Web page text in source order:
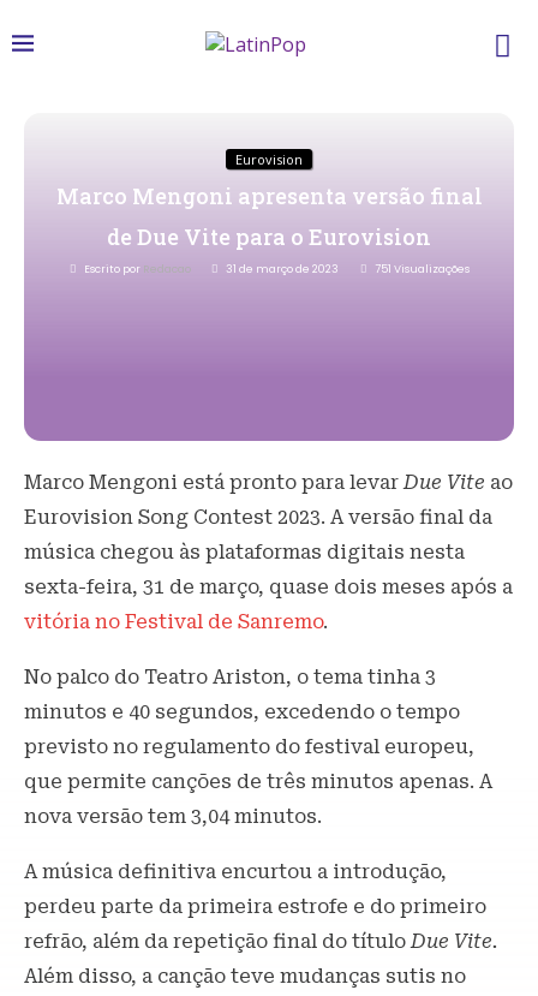
Eurovision
Marco Mengoni apresenta versão final
de Due Vite para o Eurovision
Escrito por Redacao 31 de março de 2023 751 Visualizações
Marco Mengoni está pronto para levarDue Vite ao
Eurovision Song Contest 2023. A versão final da
música chegou às plataformas digitais nesta
sexta-feira, 31 de março, quase dois meses após a
vitória no Festival de Sanremo.
No palco do Teatro Ariston, o tema tinha 3
minutos e 40 segundos, excedendo o tempo
previsto no regulamento do festival europeu,
que permite canções de três minutos apenas. A
nova versão tem 3,04 minutos.
A música definitiva encurtou a introdução,
perdeu parte da primeira estrofe e do primeiro
refrão, além da repetição final do títuloDue Vite.
Além disso, a canção teve mudanças sutis no